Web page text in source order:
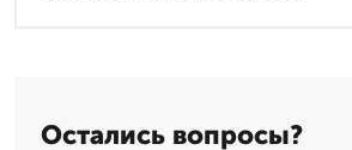
Остались вопросы?